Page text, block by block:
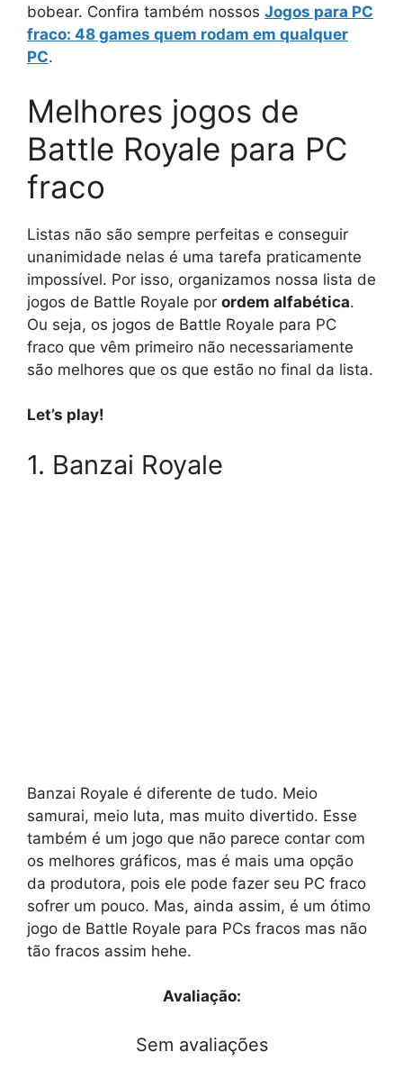
bobear. Confira também nossos Jogos para PC
fraco: 48 games quem rodam em qualquer
PC.
Melhores jogos de
Battle Royale para PC
fraco
Listas não são sempre perfeitas e conseguir
unanimidade nelas é uma tarefa praticamente
impossível. Por isso, organizamos nossa lista de
jogos de Battle Royale por ordem alfabética.
Ou seja, os jogos de Battle Royale para PC
fraco que vêm primeiro não necessariamente
são melhores que os que estão no final da lista.
Let’s play!
1. Banzai Royale
Banzai Royale é diferente de tudo. Meio
samurai, meio luta, mas muito divertido. Esse
também é um jogo que não parece contar com
os melhores gráficos, mas é mais uma opção
da produtora, pois ele pode fazer seu PC fraco
sofrer um pouco. Mas, ainda assim, é um ótimo
jogo de Battle Royale para PCs fracos mas não
tão fracos assim hehe.
Avaliação:
Sem avaliações